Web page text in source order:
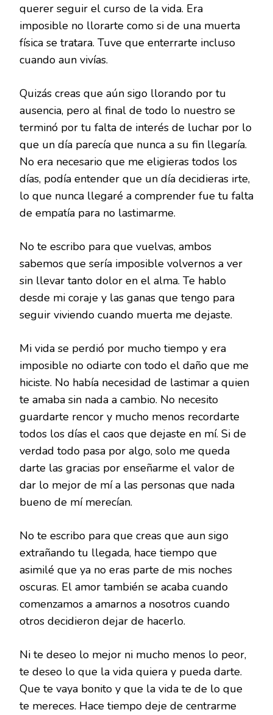
querer seguir el curso de la vida. Era
imposible no llorarte como si de una muerta
física se tratara. Tuve que enterrarte incluso
cuando aun vivías.
Quizás creas que aún sigo llorando por tu
ausencia, pero al final de todo lo nuestro se
terminó por tu falta de interés de luchar por lo
que un día parecía que nunca a su fin llegaría.
No era necesario que me eligieras todos los
días, podía entender que un día decidieras irte,
lo que nunca llegaré a comprender fue tu falta
de empatía para no lastimarme.
No te escribo para que vuelvas, ambos
sabemos que sería imposible volvernos a ver
sin llevar tanto dolor en el alma. Te hablo
desde mi coraje y las ganas que tengo para
seguir viviendo cuando muerta me dejaste.
Mi vida se perdió por mucho tiempo y era
imposible no odiarte con todo el daño que me
hiciste. No había necesidad de lastimar a quien
te amaba sin nada a cambio. No necesito
guardarte rencor y mucho menos recordarte
todos los días el caos que dejaste en mí. Si de
verdad todo pasa por algo, solo me queda
darte las gracias por enseñarme el valor de
dar lo mejor de mí a las personas que nada
bueno de mí merecían.
No te escribo para que creas que aun sigo
extrañando tu llegada, hace tiempo que
asimilé que ya no eras parte de mis noches
oscuras. El amor también se acaba cuando
comenzamos a amarnos a nosotros cuando
otros decidieron dejar de hacerlo.
Ni te deseo lo mejor ni mucho menos lo peor,
te deseo lo que la vida quiera y pueda darte.
Que te vaya bonito y que la vida te de lo que
te mereces. Hace tiempo deje de centrarme